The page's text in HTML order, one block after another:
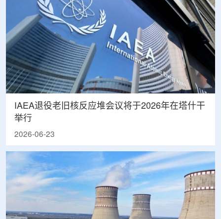
IAEA退役老旧核反应堆会议将于2026年在塔什干
举行
2026-06-23